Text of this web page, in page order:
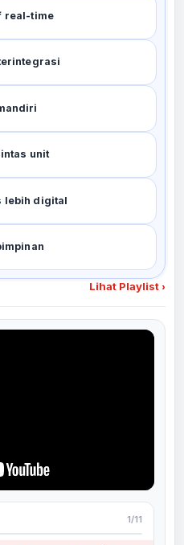
real-time
unit
lebih digital
Lihat Playlist ›
1/11